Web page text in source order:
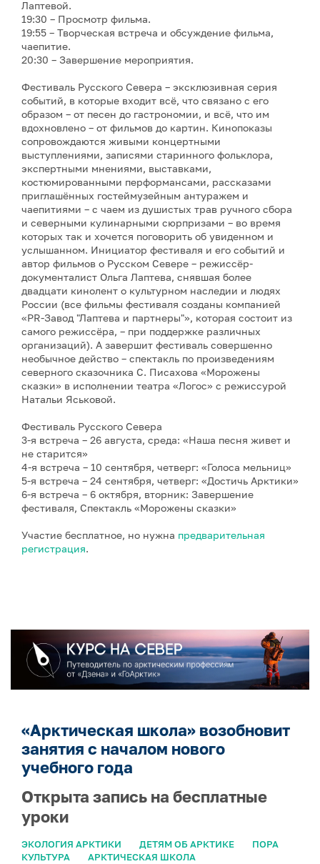
Лаптевой.
19:30 – Просмотр фильма.
19:55 – Творческая встреча и обсуждение фильма,
чаепитие.
20:30 – Завершение мероприятия.
Фестиваль Русского Севера – эксклюзивная серия
событий, в которые входит всё, что связано с его
образом – от песен до гастрономии, и всё, что им
вдохновлено – от фильмов до картин. Кинопоказы
сопровождаются живыми концертными
выступлениями, записями старинного фольклора,
экспертными мнениями, выставками,
костюмированными перформансами, рассказами
приглашённых гостеймузейным антуражем и
чаепитиями – с чаем из душистых трав ручного сбора
и северными кулинарными сюрпризами – во время
которых так и хочется поговорить об увиденном и
услышанном. Инициатор фестиваля и его событий и
автор фильмов о Русском Севере – режиссёр-
документалист Ольга Лаптева, снявшая более
двадцати кинолент о культурном наследии и людях
России (все фильмы фестиваля созданы компанией
«PR-Завод "Лаптева и партнеры"», которая состоит из
самого режиссёра, – при поддержке различных
организаций). А завершит фестиваль совершенно
необычное действо – спектакль по произведениям
северного сказочника С. Писахова «Морожены
сказки» в исполнении театра «Логос» с режиссурой
Натальи Яськовой.
Фестиваль Русского Севера
3-я встреча – 26 августа, среда: «Наша песня живет и
не старится»
4-я встреча – 10 сентября, четверг: «Голоса мельниц»
5-я встреча – 24 сентября, четверг: «Достичь Арктики»
6-я встреча – 6 октября, вторник: Завершение
фестиваля, Спектакль «Морожены сказки»
Участие бесплатное, но нужна предварительная
регистрация.
«Арктическая школа» возобновит
занятия с началом нового
учебного года
Открыта запись на бесплатные
уроки
ЭКОЛОГИЯ АРКТИКИ ДЕТЯМ ОБ АРКТИКЕ
ПОРА
КУЛЬТУРА
АРКТИЧЕСКАЯ ШКОЛА